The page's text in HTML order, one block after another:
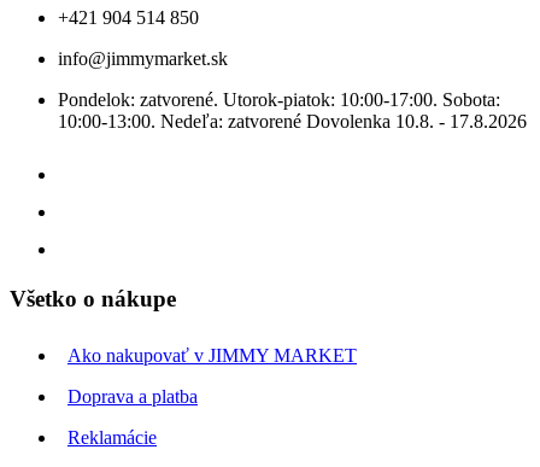
+421 904 514 850
info@jimmymarket.sk
Pondelok: zatvorené. Utorok-piatok: 10:00-17:00. Sobota:
10:00-13:00. Nedeľa: zatvorené Dovolenka 10.8. - 17.8.2026
Všetko o nákupe
Ako nakupovať v JIMMY MARKET
Doprava a platba
Reklamácie